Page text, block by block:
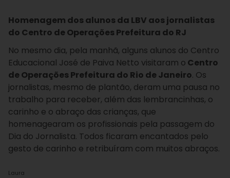
Homenagem dos alunos da LBV aos jornalistas
do Centro de Operações Prefeitura do RJ
No mesmo dia, pela manhã, alguns alunos do Centro
Educacional José de Paiva Netto visitaram o Centro
de Operações Prefeitura do Rio de Janeiro. Os
jornalistas, mesmo de plantão, deram uma pausa no
trabalho para receber, além das lembrancinhas, o
carinho e o abraço das crianças, que
homenagearam os profissionais pela passagem do
Dia do Jornalista. Todos ficaram encantados pelo
gesto de carinho e retribuíram com muitos abraços.
Laura